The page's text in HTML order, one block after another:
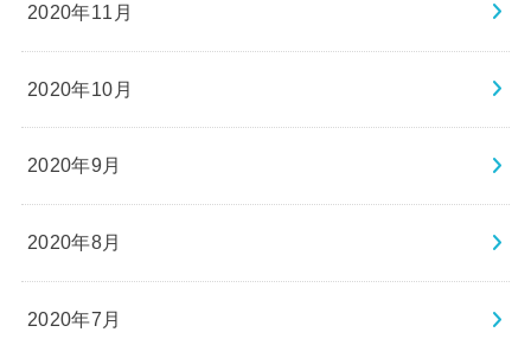
2020年11月
2020年10月
2020年9月
2020年8月
2020年7月